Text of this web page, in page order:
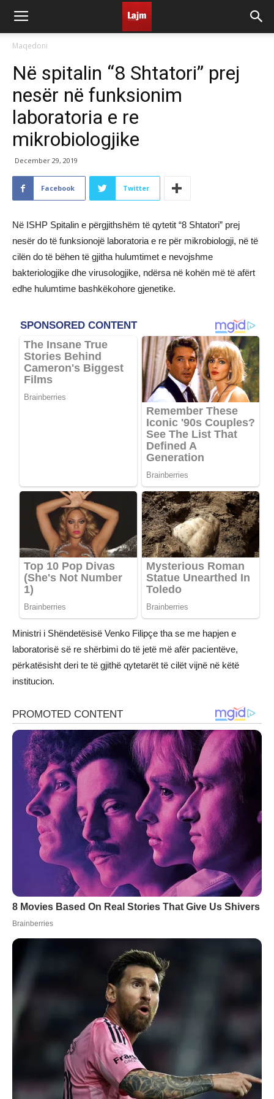
Maqedoni
Në spitalin “8 Shtatori” prej
nesër në funksionim
laboratoria e re
mikrobiologjike
December 29, 2019
Facebook Twitter
Në ISHP Spitalin e përgjithshëm të qytetit “8 Shtatori” prej
nesër do të funksionojë laboratoria e re për mikrobiologji, në të
cilën do të bëhen të gjitha hulumtimet e nevojshme
bakteriologjike dhe virusologjike, ndërsa në kohën më të afërt
edhe hulumtime bashkëkohore gjenetike.
Ministri i Shëndetësisë Venko Filipçe tha se me hapjen e
laboratorisë së re shërbimi do të jetë më afër pacientëve,
përkatësisht deri te të gjithë qytetarët të cilët vijnë në këtë
institucion.